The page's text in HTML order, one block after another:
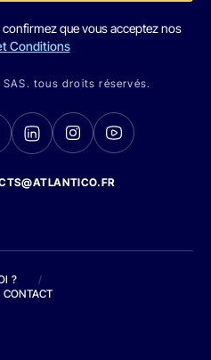
que vous acceptez nos
Conditions
tous droits réservés.
?
/
CONTACT